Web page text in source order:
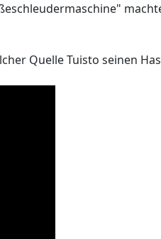
Quelle Tuisto seinen